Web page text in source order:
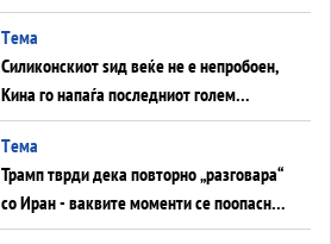
американска копнена инвазија
Tема
Силиконскиот ѕид веќе не е непробоен,
Кина го напаѓа последниот голем
монопол на Западот?
Tема
Трамп тврди дека повторно „разговара“
со Иран - ваквите моменти се поопасни
од отворените закани